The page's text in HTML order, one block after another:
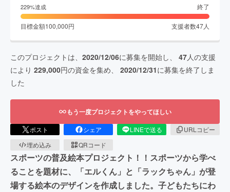
229%達成 終了
目標金額100,000円 支援者数47人
このプロジェクトは、 2020/12/06に募集を開始し、 47人の支援
により 229,000円の資金を集め、 2020/12/31に募集を終了しま
した
もう一度プロジェクトをやってほしい
ポスト シェア LINEで送る
URLコピー
埋め込み
QRコード
スポーツの普及絵本プロジェクト！！スポーツから学べ
ることを題材に、「エルくん」と「ラックちゃん」が登
場する絵本のデザインを作成しました。子どもたちにわ